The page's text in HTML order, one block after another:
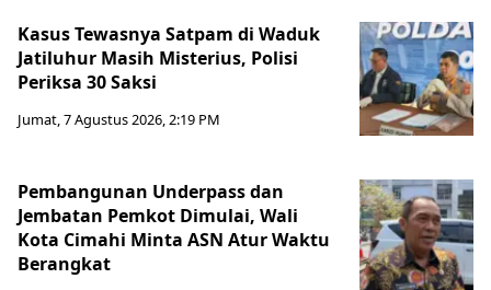
Kasus Tewasnya Satpam di Waduk
Jatiluhur Masih Misterius, Polisi
Periksa 30 Saksi
Jumat, 7 Agustus 2026, 2:19 PM
Pembangunan Underpass dan
Jembatan Pemkot Dimulai, Wali
Kota Cimahi Minta ASN Atur Waktu
Berangkat